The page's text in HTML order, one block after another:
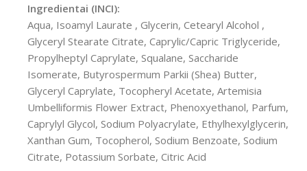
Ingredientai (INCI):
Aqua, Isoamyl Laurate , Glycerin, Cetearyl Alcohol ,
Glyceryl Stearate Citrate, Caprylic/Capric Triglyceride,
Propylheptyl Caprylate, Squalane, Saccharide
Isomerate, Butyrospermum Parkii (Shea) Butter,
Glyceryl Caprylate, Tocopheryl Acetate, Artemisia
Umbelliformis Flower Extract, Phenoxyethanol, Parfum,
Caprylyl Glycol, Sodium Polyacrylate, Ethylhexylglycerin,
Xanthan Gum, Tocopherol, Sodium Benzoate, Sodium
Citrate, Potassium Sorbate, Citric Acid